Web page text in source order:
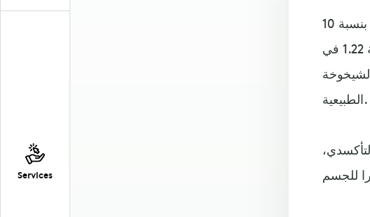
Services
وسلطت الدراسة الضوء على العلاقة بين النيتروجين والعمود الفقري. وارتبطت زيادة بنسبة 10
في المئة من هذا النوع من التلوث على مدى ثلاث سنوات بمتوسط خسارة سنوية بنسبة 1.22 في
الطبيعية.